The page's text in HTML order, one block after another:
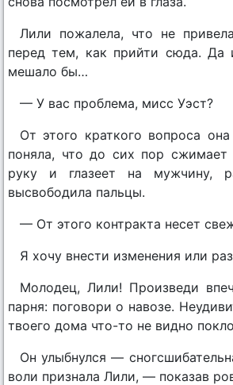
Лили пожалела, что не
перед тем, как прийти сюда. Да
мешало бы…
— У вас проблема, мисс Уэст?
От этого краткого вопроса
поняла, что до сих пор
руку и глазеет на мужчину,
высвободила пальцы.
— От этого контракта несет
Я хочу внести изменения или
Молодец, Лили! Произведи
парня: поговори о навозе.
твоего дома что-то не видно
Он улыбнулся —
воли признала Лили, — показав